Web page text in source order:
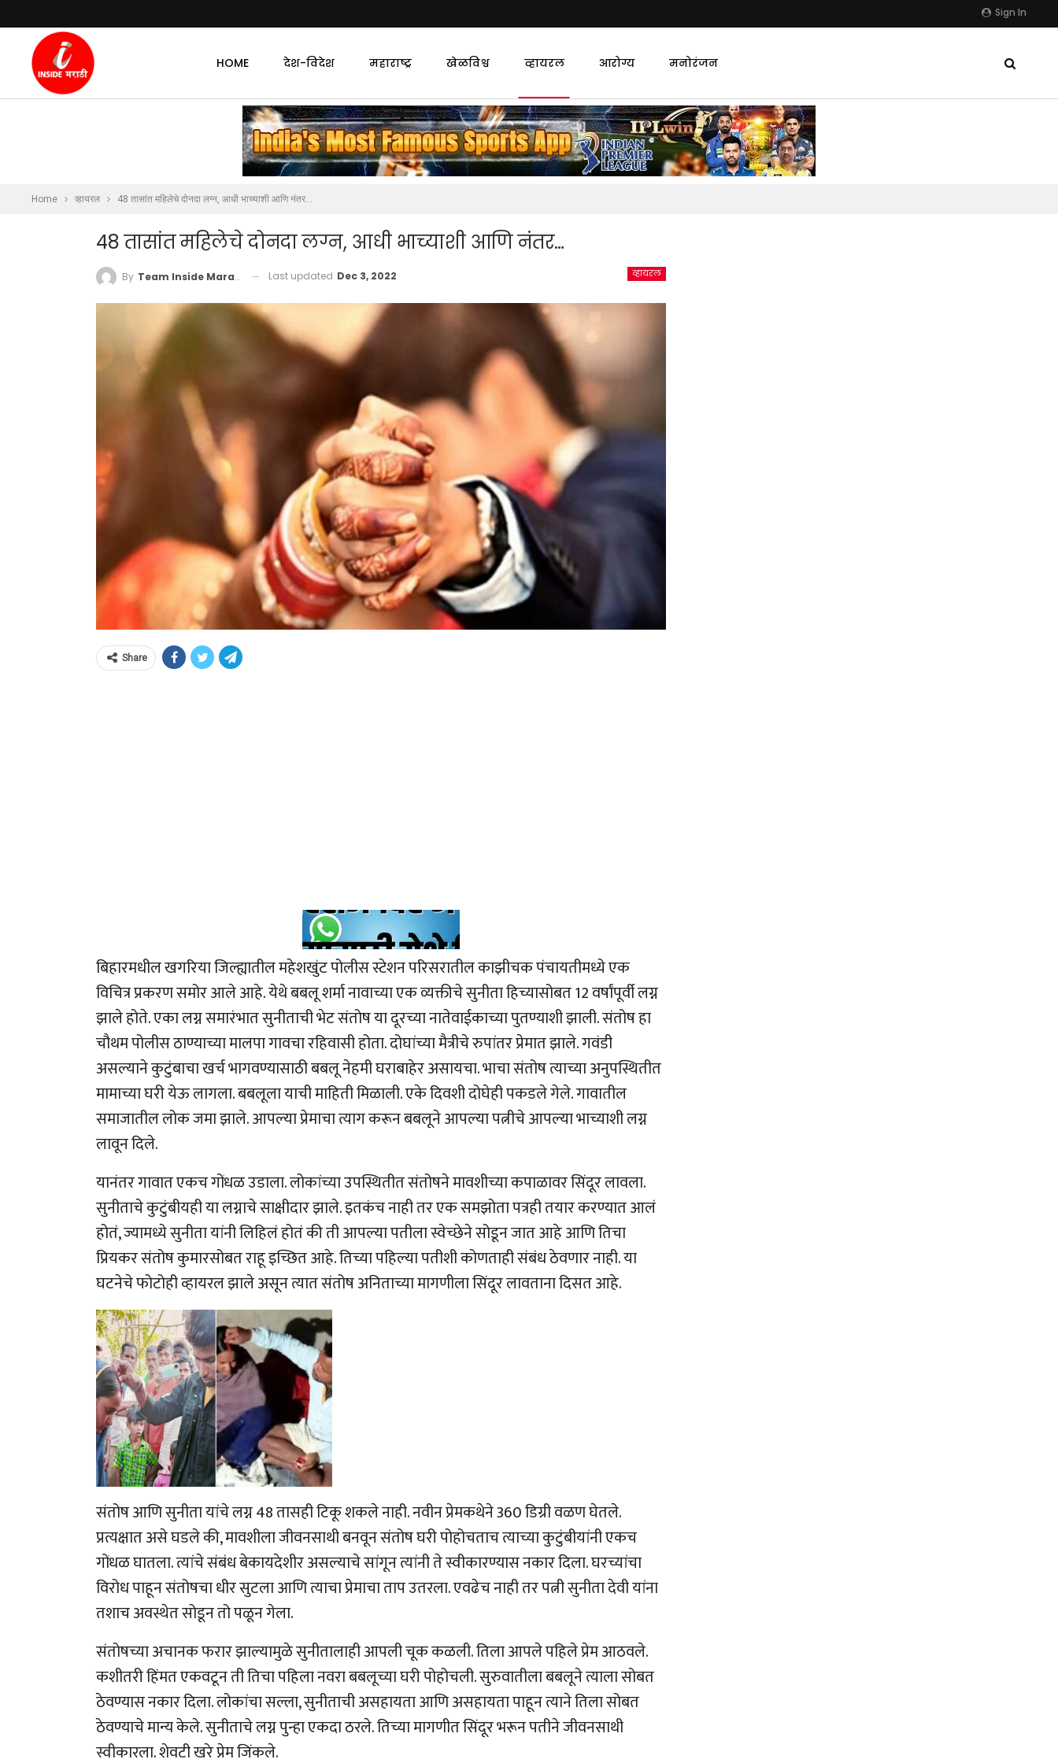
Sign In
HOME देश-विदेश महाराष्ट्र खेळविश्व व्हायरल आरोग्य मनोरंजन
Home व्हायरल 48 तासांत महिलेचे दोनदा लग्न, आधी भाच्याशी आणि नंतर…
48 तासांत महिलेचे दोनदा लग्न, आधी भाच्याशी आणि नंतर…
व्हायरल
By Team Inside Marathi Last updated Dec 3, 2022
Share
बिहारमधील खगरिया जिल्ह्यातील महेशखुंट पोलीस स्टेशन परिसरातील काझीचक पंचायतीमध्ये एक
विचित्र प्रकरण समोर आले आहे. येथे बबलू शर्मा नावाच्या एक व्यक्तीचे सुनीता हिच्यासोबत 12 वर्षांपूर्वी लग्न
झाले होते. एका लग्न समारंभात सुनीताची भेट संतोष या दूरच्या नातेवाईकाच्या पुतण्याशी झाली. संतोष हा
चौथम पोलीस ठाण्याच्या मालपा गावचा रहिवासी होता. दोघांच्या मैत्रीचे रुपांतर प्रेमात झाले. गवंडी
असल्याने कुटुंबाचा खर्च भागवण्यासाठी बबलू नेहमी घराबाहेर असायचा. भाचा संतोष त्याच्या अनुपस्थितीत
मामाच्या घरी येऊ लागला. बबलूला याची माहिती मिळाली. एके दिवशी दोघेही पकडले गेले. गावातील
समाजातील लोक जमा झाले. आपल्या प्रेमाचा त्याग करून बबलूने आपल्या पत्नीचे आपल्या भाच्याशी लग्न
लावून दिले.
यानंतर गावात एकच गोंधळ उडाला. लोकांच्या उपस्थितीत संतोषने मावशीच्या कपाळावर सिंदूर लावला.
सुनीताचे कुटुंबीयही या लग्नाचे साक्षीदार झाले. इतकंच नाही तर एक समझोता पत्रही तयार करण्यात आलं
होतं, ज्यामध्ये सुनीता यांनी लिहिलं होतं की ती आपल्या पतीला स्वेच्छेने सोडून जात आहे आणि तिचा
प्रियकर संतोष कुमारसोबत राहू इच्छित आहे. तिच्या पहिल्या पतीशी कोणताही संबंध ठेवणार नाही. या
घटनेचे फोटोही व्हायरल झाले असून त्यात संतोष अनिताच्या मागणीला सिंदूर लावताना दिसत आहे.
संतोष आणि सुनीता यांचे लग्न 48 तासही टिकू शकले नाही. नवीन प्रेमकथेने 360 डिग्री वळण घेतले.
प्रत्यक्षात असे घडले की, मावशीला जीवनसाथी बनवून संतोष घरी पोहोचताच त्याच्या कुटुंबीयांनी एकच
गोंधळ घातला. त्यांचे संबंध बेकायदेशीर असल्याचे सांगून त्यांनी ते स्वीकारण्यास नकार दिला. घरच्यांचा
विरोध पाहून संतोषचा धीर सुटला आणि त्याचा प्रेमाचा ताप उतरला. एवढेच नाही तर पत्नी सुनीता देवी यांना
तशाच अवस्थेत सोडून तो पळून गेला.
संतोषच्या अचानक फरार झाल्यामुळे सुनीतालाही आपली चूक कळली. तिला आपले पहिले प्रेम आठवले.
कशीतरी हिंमत एकवटून ती तिचा पहिला नवरा बबलूच्या घरी पोहोचली. सुरुवातीला बबलूने त्याला सोबत
ठेवण्यास नकार दिला. लोकांचा सल्ला, सुनीताची असहायता आणि असहायता पाहून त्याने तिला सोबत
ठेवण्याचे मान्य केले. सुनीताचे लग्न पुन्हा एकदा ठरले. तिच्या मागणीत सिंदूर भरून पतीने जीवनसाथी
स्वीकारला. शेवटी खरे प्रेम जिंकले.